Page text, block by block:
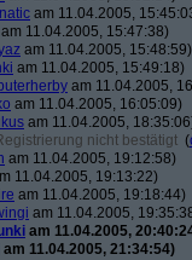
am 11.04.2005,
am 11.04.2005, 15:47:38)
am 11.04.2005, 15:48:59)
am 11.04.2005, 15:49:18)
am 11.04.2005,
am 11.04.2005, 16:05:09)
am 11.04.2005,
nicht bestätigt (
am 11.04.2005, 19:12:58)
11.04.2005, 19:13:22)
am 11.04.2005, 19:18:44)
am 11.04.2005,
am 11.04.2005,
am 11.04.2005, 21:34:54)